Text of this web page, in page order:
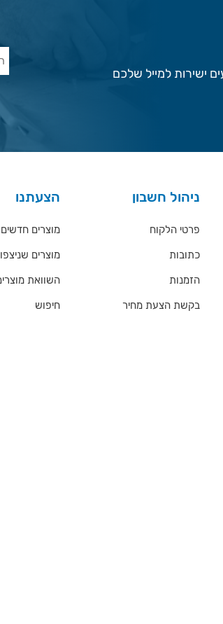
ישירות למייל שלכם
ניהול חשבון
פרטי הלקוח
כתובות
הזמנות
בקשת הצעת מחיר
הצעתנו
מוצרים חדשים
מוצרים
השוואת
חיפוש